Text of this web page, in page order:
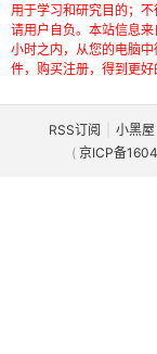
用于学习和研究目的；
请用户自负。本站信息
小时之内，从您的电脑
件，购买注册，得到更好
RSS订阅 小黑屋
( 京ICP备